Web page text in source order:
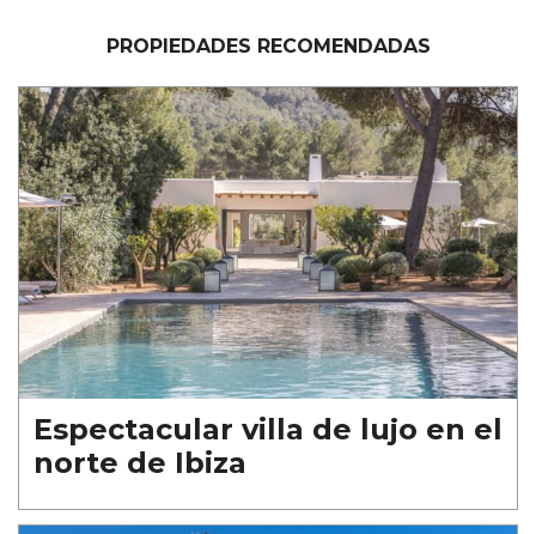
PROPIEDADES RECOMENDADAS
Espectacular villa de lujo en el
norte de Ibiza